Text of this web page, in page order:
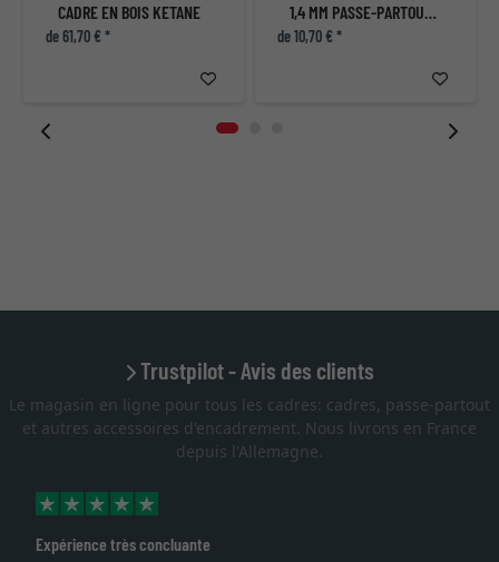
CADRE EN BOIS KETANE
de 61,70 € *
1,4 MM PASSE-PARTOUT - SUR MESURE
de 10,70 € *
Trustpilot - Avis des clients
Le magasin en ligne pour tous les cadres: cadres, passe-partout
et autres accessoires d'encadrement. Nous livrons en France
depuis l'Allemagne.
très concluante